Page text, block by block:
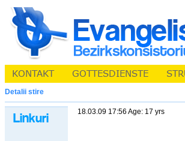
Detalii stire
18.03.09 17:56 Age: 17 yrs